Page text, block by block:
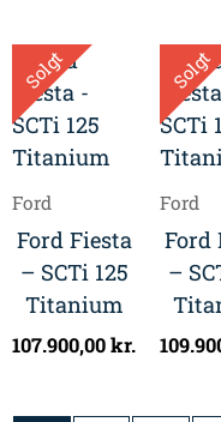
Solgt
Ford
Ford Fiesta
– SCTi 125
Titanium
107.900,00kr.
Solgt
Ford
Ford
–